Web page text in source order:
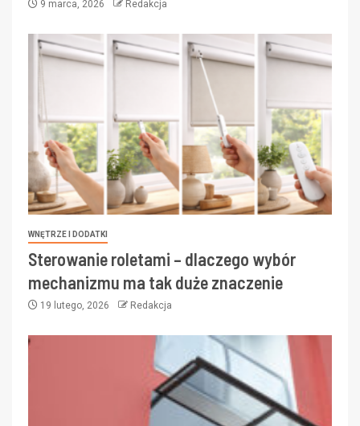
9 marca, 2026 Redakcja
WNĘTRZE I DODATKI
Sterowanie roletami – dlaczego wybór
mechanizmu ma tak duże znaczenie
19 lutego, 2026 Redakcja